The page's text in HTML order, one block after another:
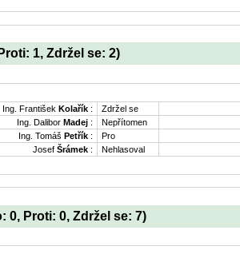
1, Zdržel se: 2)
Ing. František Kolařík :
Zdržel se
Ing. Dalibor Madej :
Nepřítomen
Ing. Tomáš Petřík :
Pro
Josef Šrámek : Nehlasoval
0, Proti: 0, Zdržel se: 7)